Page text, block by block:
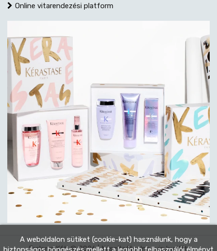
Online vitarendezési platform
Eralong Kft. © 2026 | Készítette:Innovip.hu Kft.
A weboldalon sütiket (cookie-kat) használunk, hogy a